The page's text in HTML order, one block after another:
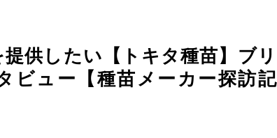
供したい【トキタ種苗】ブリ
ビュー【種苗メーカー探訪記